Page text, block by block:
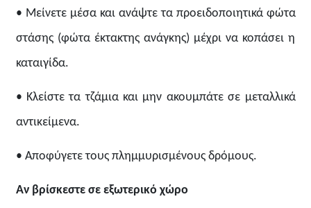
• Μείνετε μέσα και ανάψτε τα προειδοποιητικά φώτα
στάσης (φώτα έκτακτης ανάγκης) μέχρι να κοπάσει η
καταιγίδα.
• Κλείστε τα τζάμια και μην ακουμπάτε σε μεταλλικά
αντικείμενα.
• Αποφύγετε τους πλημμυρισμένους δρόμους.
Αν βρίσκεστε σε εξωτερικό χώρο